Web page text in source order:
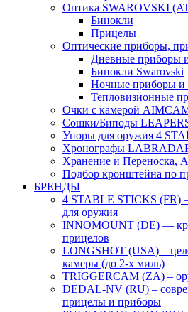
Оптика SWAROVSKI
Бинокли
Прицелы
Оптические приборы,
Дневные приборы
Бинокли Swarovski
Ночные приборы и
Тепловизионные
Очки с камерой
Сошки/Биподы
Упоры для оружия 4
Хронографы
Хранение и Переноска,
Подбор кронштейна по
БРЕНДЫ
4 STABLE STICKS
для оружия
INNOMOUNT (DE) —
прицелов
LONGSHOT (USA) –
камеры (до 2-х миль)
TRIGGERCAM (ZA) –
DEDAL-NV (RU) –
прицелы и приборы